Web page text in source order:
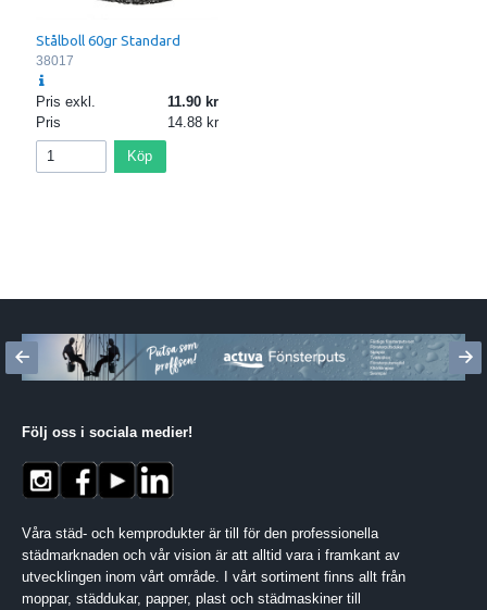
Stålboll 60gr Standard
38017
Pris exkl.
11.90
Pris
14.88
Köp
Följ oss i sociala medier!
Våra städ- och kemprodukter är till för den professionella
städmarknaden och vår vision är att alltid vara i framkant av
utvecklingen inom vårt område. I vårt sortiment finns allt från
moppar, städdukar, papper, plast och städmaskiner till